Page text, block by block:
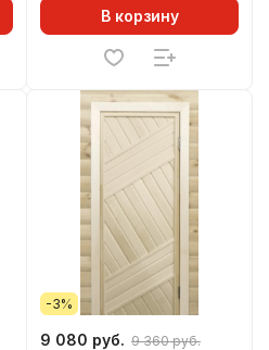
В корзину
-3%
9 080 руб. 9 360 руб.